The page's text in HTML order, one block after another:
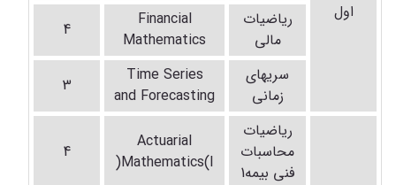
اول
ریاضیات
مالی
Financial
Mathematics
4
سریهای
زمانی
Time Series
and Forecasting
3
ریاضیات
محاسبات
فنی بیمه1
Actuarial
Mathematics(I(
4